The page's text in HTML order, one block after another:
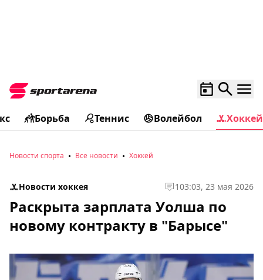
Борьба Теннис Волейбол Хоккей
Новости спорта Все новости Хоккей
Новости хоккея 103:03, 23 мая 2026
Раскрыта зарплата Уолша по
новому контракту в "Барысе"